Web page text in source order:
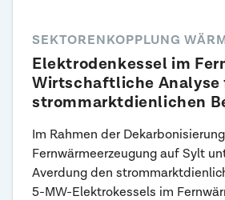
SEKTORENKOPPLUNG
Elektrodenkessel im
Wirtschaftliche Analyse
strommarktdienlichen
Im Rahmen der
Fernwärmeerzeugung auf Sylt
Averdung den
5-MW-Elektrokessels im